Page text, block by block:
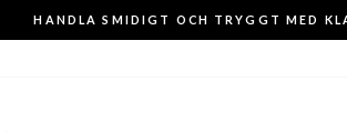
HANDLA SMIDIGT OCH TRYGGT MED